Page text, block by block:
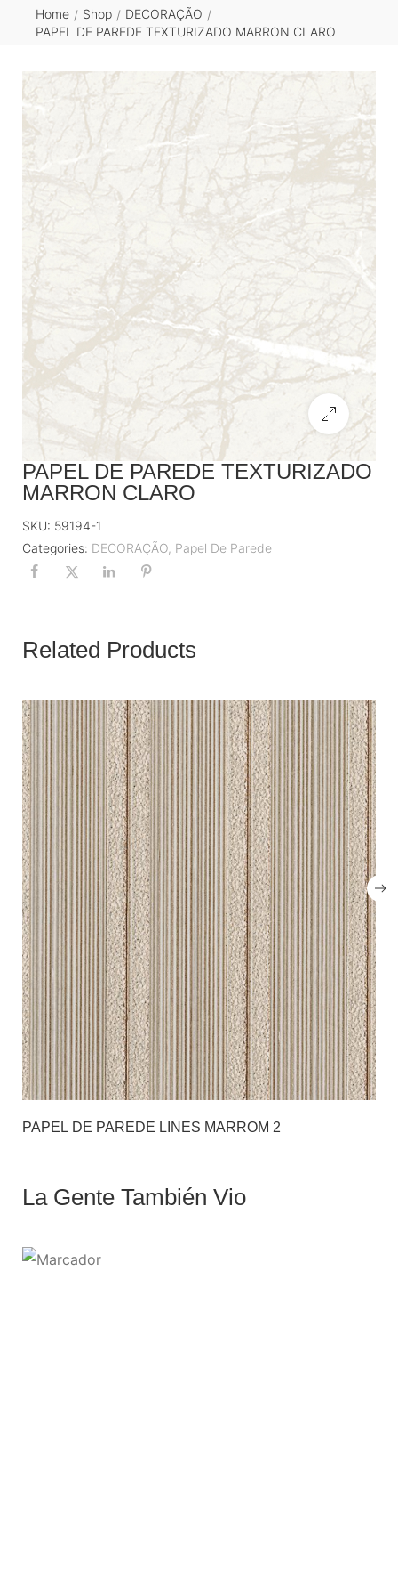
Home / Shop / DECORAÇÃO /
PAPEL DE PAREDE TEXTURIZADO MARRON CLARO
PAPEL DE PAREDE TEXTURIZADO
MARRON CLARO
SKU: 59194-1
Categories: DECORAÇÃO, Papel De Parede
Related Products
PAPEL DE PAREDE LINES MARROM 2
La Gente También Vio